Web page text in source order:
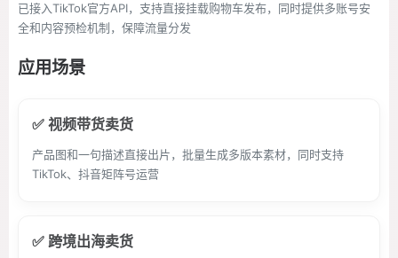
已接入TikTok官方API，支持直接挂载购物车发布，同时提供多账号安
全和内容预检机制，保障流量分发
应用场景
✅ 视频带货卖货
产品图和一句描述直接出片，批量生成多版本素材，同时支持
TikTok、抖音矩阵号运营
✅ 跨境出海卖货